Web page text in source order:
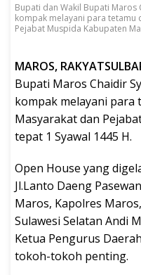
Bupati dan Wakil Bupati Maros
kompak melayani para tetamu
Pejabat Muspida Kabupaten
MAROS,
Bupati Maros Chaidir
kompak melayani
Masyarakat dan
tepat 1 Syawal 1445 H.
Open House yang
Jl.Lanto Daeng
Maros, Kapolres
Sulawesi Selatan Andi
Ketua Pengurus
tokoh-tokoh penting.